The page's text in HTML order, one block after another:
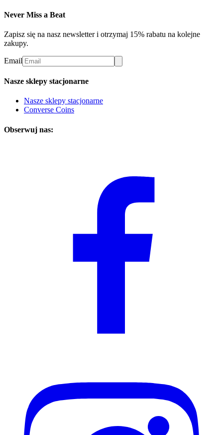
Never Miss a Beat
Zapisz się na nasz newsletter i otrzymaj 15% rabatu na kolejne
zakupy.
Email
Nasze sklepy stacjonarne
Nasze sklepy stacjonarne
Converse Coins
Obserwuj nas: